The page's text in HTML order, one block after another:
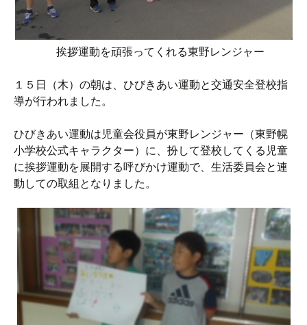
挨拶運動を頑張ってくれる東野レンジャー
１５日（木）の朝は、ひびきあい運動と交通安全登校指
導が行われました。
ひびきあい運動は児童会役員が東野レンジャー（東野幌
小学校公式キャラクター）に、扮して登校してくる児童
に挨拶運動を展開する呼びかけ運動で、生活委員会と連
動しての取組となりました。